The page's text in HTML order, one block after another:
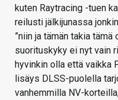
kuten Raytracing -tuen
reilusti jälkijunassa
”niin ja tämän takia
suorituskyky ei nyt vain
hyvinkin olla että vaikka
lisäys DLSS-puolella
vanhemmilla NV-